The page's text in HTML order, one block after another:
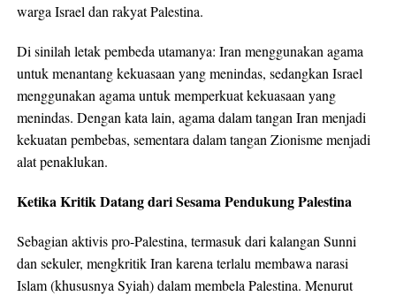
warga Israel dan rakyat Palestina.
Di sinilah letak pembeda utamanya: Iran menggunakan agama
untuk menantang kekuasaan yang menindas, sedangkan Israel
menggunakan agama untuk memperkuat kekuasaan yang
menindas. Dengan kata lain, agama dalam tangan Iran menjadi
kekuatan pembebas, sementara dalam tangan Zionisme menjadi
alat penaklukan.
Ketika Kritik Datang dari Sesama Pendukung Palestina
Sebagian aktivis pro-Palestina, termasuk dari kalangan Sunni
dan sekuler, mengkritik Iran karena terlalu membawa narasi
Islam (khususnya Syiah) dalam membela Palestina. Menurut